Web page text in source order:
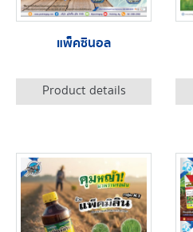
แพ็คซินอล
Product details